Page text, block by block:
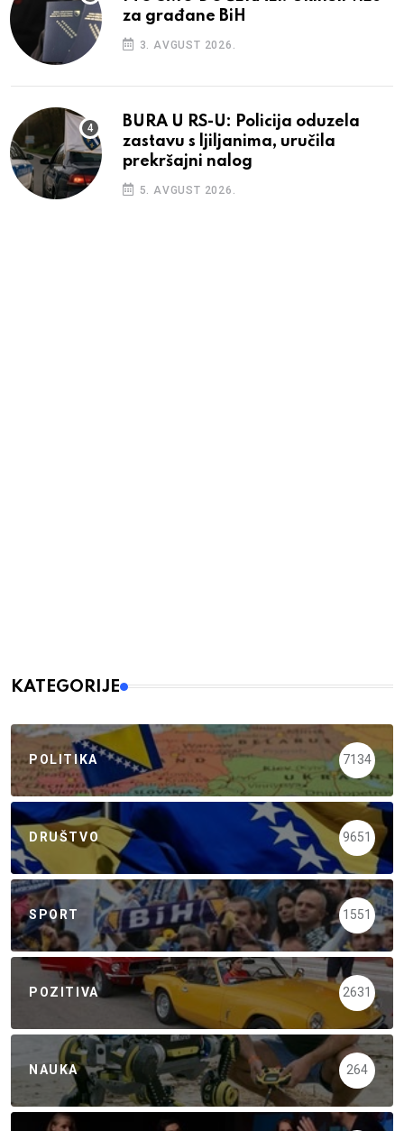
za građane BiH
3. AVGUST 2026.
BURA U RS-U: Policija oduzela
zastavu s ljiljanima, uručila
prekršajni nalog
5. AVGUST 2026.
KATEGORIJE
POLITIKA 7134
DRUŠTVO 9651
SPORT 1551
POZITIVA 2631
NAUKA 264